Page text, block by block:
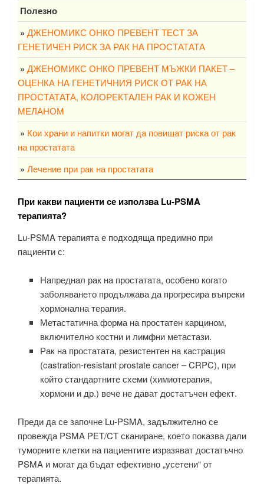
Полезно
» ДЖЕНОМИКС ОНКО ПРЕВЕНТ ТЕСТ ЗА
ГЕНЕТИЧЕН РИСК ЗА РАК НА ПРОСТАТАТА
» ДЖЕНОМИКС ОНКО ПРЕВЕНТ МЪЖКИ ПАКЕТ –
ОЦЕНКА НА ГЕНЕТИЧНИЯ РИСК ОТ РАК НА
ПРОСТАТАТА, КОЛОРЕКТАЛЕН РАК И КОЖЕН
МЕЛАНОМ
» Кои храни и напитки могат да повишат риска от рак
на простатата
» Лечение при рак на простатата
При какви пациенти се използва Lu‑PSMA
терапията?
Lu‑PSMA терапията е подходяща предимно при
пациенти с:
Напреднал рак на простатата, особено когато
заболяването продължава да прогресира въпреки
хормонална терапия.
Метастатична форма на простатен карцином,
включително костни и лимфни метастази.
Рак на простатата, резистентен на кастрация
(castration‑resistant prostate cancer – CRPC), при
който стандартните схеми (химиотерапия,
хормони и др.) вече не дават достатъчен ефект.
Преди да се започне Lu‑PSMA, задължително се
провежда PSMA PET/CT сканиране, което показва дали
туморните клетки на пациентите изразяват достатъчно
PSMA и могат да бъдат ефективно „усетени“ от
терапията.